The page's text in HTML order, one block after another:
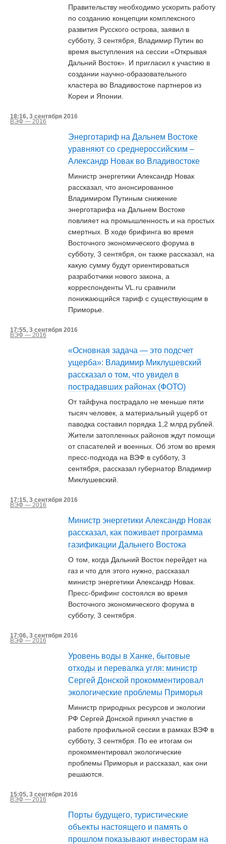
Правительству необходимо ускорить работу
по созданию концепции комплексного
развития Русского острова, заявил в
субботу, 3 сентября, Владимир Путин во
время выступления на сессии «Открывая
Дальний Восток». И пригласил к участию в
создании научно-образовательного
кластера во Владивостоке партнеров из
Кореи и Японии.
18:16, 3 сентября 2016
ВЭФ — 2016
Энерготариф на Дальнем Востоке
уравняют со среднероссийским –
Александр Новак во Владивостоке
Министр энергетики Александр Новак
рассказал, что анонсированное
Владимиром Путиным снижение
энерготарифа на Дальнем Востоке
повлияет на промышленность и на простых
смертных. В ходе брифинга во время
Восточного экономического форума в
субботу, 3 сентября, он также рассказал, на
какую сумму будут ориентироваться
разработчики нового закона, а
корреспонденты VL.ru сравнили
понижающийся тариф с существующим в
Приморье.
17:55, 3 сентября 2016
ВЭФ — 2016
«Основная задача — это подсчет
ущерба»: Владимир Миклушевский
рассказал о том, что увидел в
пострадавших районах (ФОТО)
От тайфуна пострадало не меньше пяти
тысяч человек, а материальный ущерб от
паводка составил порядка 1,2 млрд рублей.
Жители затопленных районов ждут помощи
от спасателей и военных. Об этом во время
пресс-подхода на ВЭФ в субботу, 3
сентября, рассказал губернатор Владимир
Миклушевский.
17:15, 3 сентября 2016
ВЭФ — 2016
Министр энергетики Александр Новак
рассказал, как поживает программа
газификации Дальнего Востока
О том, когда Дальний Восток перейдет на
газ и что для этого нужно, рассказал
министр энергетики Александр Новак.
Пресс-брифинг состоялся во время
Восточного экономического форума в
субботу, 3 сентября.
17:06, 3 сентября 2016
ВЭФ — 2016
Уровень воды в Ханке, бытовые
отходы и перевалка угля: министр
Сергей Донской прокомментировал
экологические проблемы Приморья
Министр природных ресурсов и экологии
РФ Сергей Донской принял участие в
работе профильной сессии в рамках ВЭФ в
субботу, 3 сентября. По ее итогам он
прокомментировал экологические
проблемы Приморья и рассказал, как они
решаются.
15:05, 3 сентября 2016
ВЭФ — 2016
Порты будущего, туристические
объекты настоящего и память о
прошлом показывают инвесторам на